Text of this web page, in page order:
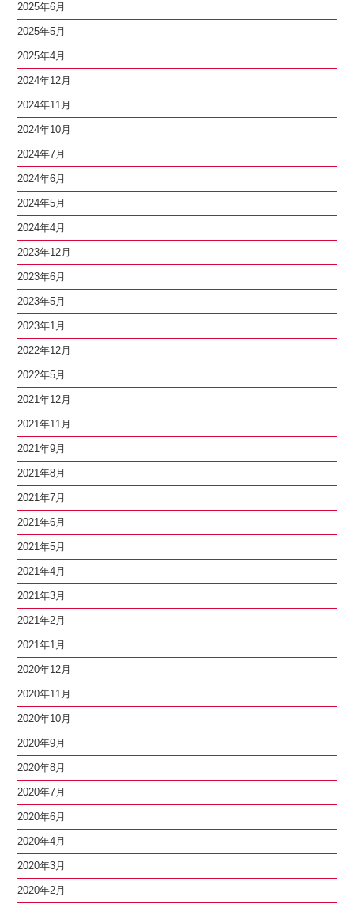
2025年6月
2025年5月
2025年4月
2024年12月
2024年11月
2024年10月
2024年7月
2024年6月
2024年5月
2024年4月
2023年12月
2023年6月
2023年5月
2023年1月
2022年12月
2022年5月
2021年12月
2021年11月
2021年9月
2021年8月
2021年7月
2021年6月
2021年5月
2021年4月
2021年3月
2021年2月
2021年1月
2020年12月
2020年11月
2020年10月
2020年9月
2020年8月
2020年7月
2020年6月
2020年4月
2020年3月
2020年2月